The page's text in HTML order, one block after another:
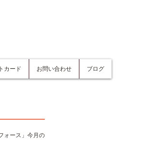
カード お問い合わせ ブログ
ース」今月の運